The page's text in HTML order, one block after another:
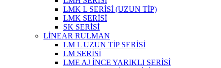
LMK L SERİSİ (UZUN TİP)
LMK SERİSİ
SK SERİSİ
LİNEAR RULMAN
LM L UZUN TİP SERİSİ
LM SERİSİ
LME AJ İNCE YARIKLI SERİSİ